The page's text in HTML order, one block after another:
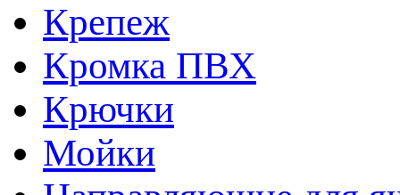
Крепеж
Кромка ПВХ
Крючки
Мойки